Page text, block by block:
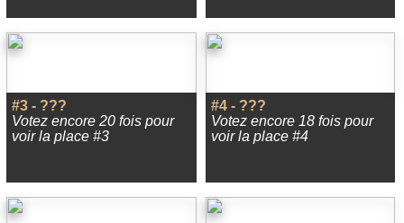
#3 - ???
Votez encore 20 fois pour
voir la place #3
#4 - ???
Votez encore 18 fois pour
voir la place #4